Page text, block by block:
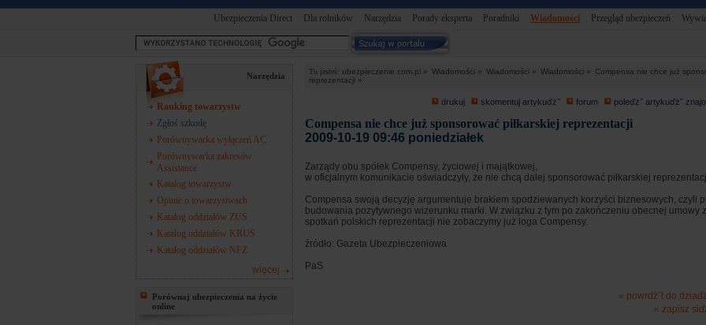
Ubezpieczenia Direct Dla rolników Narzędzia Porady eksperta Poradniki Wiadomości Przegląd ubezpieczeń
Narzędzia
Ranking towarzystw
Zgłoś szkodę
Porównywarka wyłączeń AC
Porównywarka zakresów
Assistance
Katalog towarzystw
Opinie o towarzystwach
Katalog oddziałów ZUS
Katalog oddziałów KRUS
Katalog oddziałów NFZ
więcej
Porównaj ubezpieczenia na życie
online
Tu jesteś: ubezpieczenie.com.pl » Wiadomości » Wiadomości » Wiadomości »
Compensa nie chce już
reprezentacji »
drukuj skomentuj artykuďż˝ forum poleďż˝ artykuďż˝
Compensa nie chce już sponsorować piłkarskiej reprezentacji
2009-10-19 09:46 poniedziałek
Zarządy obu spółek Compensy, życiowej i majątkowej,
w oficjalnym komunikacie oświadczyły, że nie chcą dalej sponsorować piłkarskiej
Compensa swoją decyzję argumentuje brakiem spodziewanych korzyści biznesowych, czyli
budowania pozytywnego wizerunku marki. W związku z tym po zakończeniu obecnej umowy
spotkań polskich reprezentacji nie zobaczymy już loga Compensy.
źródło: Gazeta Ubezpieczeniowa
PaS
« powrďż˝t do
« zapisz